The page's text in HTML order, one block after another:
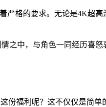
严格的要求。无论是4K超
之中，与角色一同经历喜
份福利呢？这不仅仅是简